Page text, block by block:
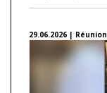
29.06.2026 | Réunion